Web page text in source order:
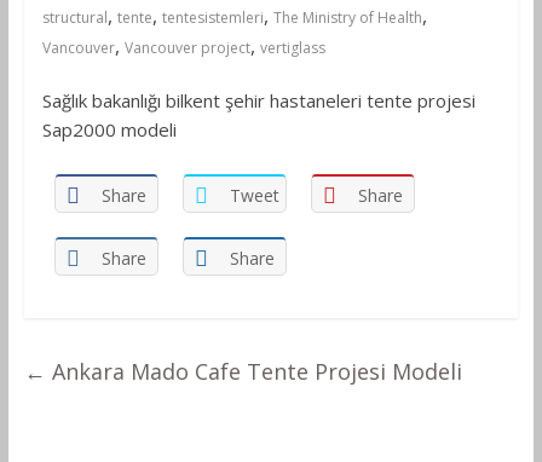
structural, tente, tentesistemleri, The Ministry of Health,
Vancouver, Vancouver project, vertiglass
Sağlık bakanlığı bilkent şehir hastaneleri tente projesi
Sap2000 modeli
Share Tweet Share
Share Share
← Ankara Mado Cafe Tente Projesi Modeli